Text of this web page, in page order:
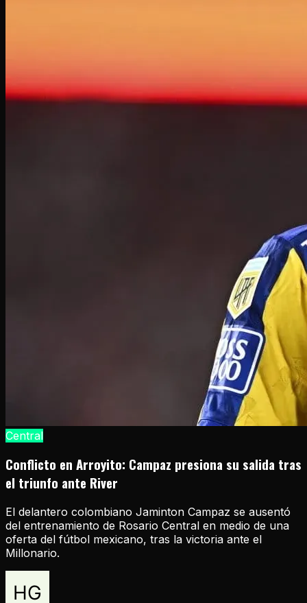
Central
Conflicto en Arroyito: Campaz presiona su salida tras
el triunfo ante River
El delantero colombiano Jaminton Campaz se ausentó
del entrenamiento de Rosario Central en medio de una
oferta del fútbol mexicano, tras la victoria ante el
Millonario.